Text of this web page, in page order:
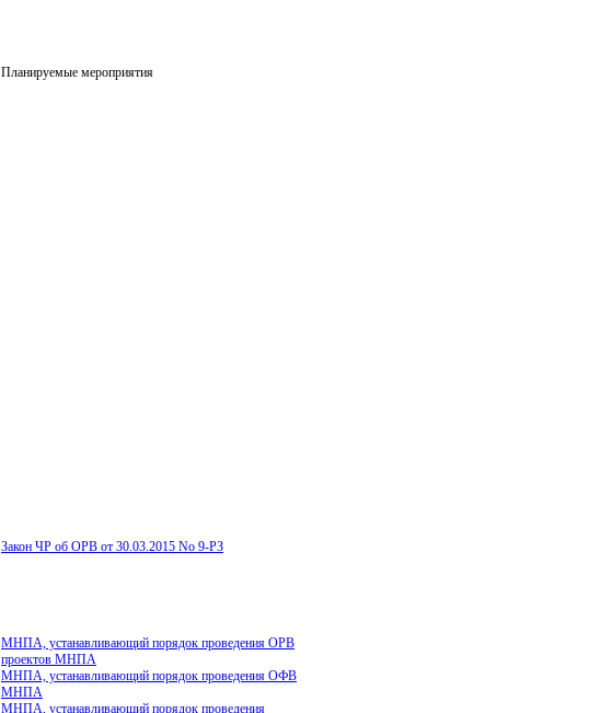
Планируемые мероприятия
Закон ЧР об ОРВ от 30.03.2015 No 9-РЗ
МНПА, устанавливающий порядок проведения ОРВ
проектов МНПА
МНПА, устанавливающий порядок проведения ОФВ
МНПА
МНПА, устанавливающий порядок проведения